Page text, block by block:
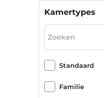
Stadscentrum
Massage
Kamertypes
Standaard
Familie